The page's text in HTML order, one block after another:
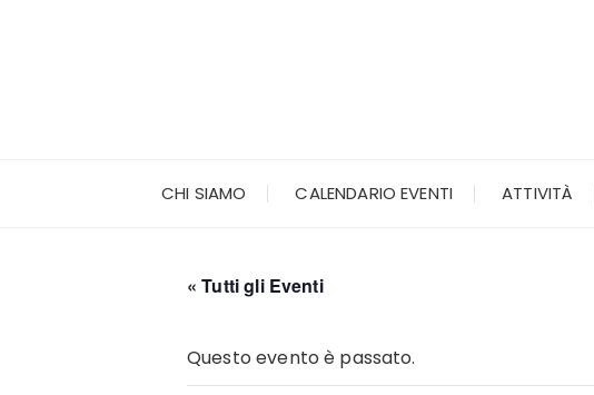
CHI SIAMO CALENDARIO EVENTI ATTIVITÀ
« Tutti gli Eventi
Questo evento è passato.